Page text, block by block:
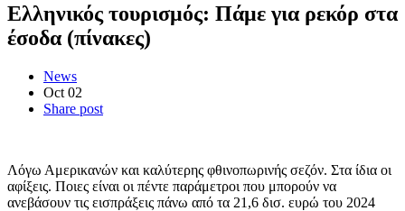
Ελληνικός τουρισμός: Πάμε για ρεκόρ στα
έσοδα (πίνακες)
News
Oct 02
Share post
Λόγω Αμερικανών και καλύτερης φθινοπωρινής σεζόν. Στα ίδια οι
αφίξεις. Ποιες είναι οι πέντε παράμετροι που μπορούν να
ανεβάσουν τις εισπράξεις πάνω από τα 21,6 δισ. ευρώ του 2024